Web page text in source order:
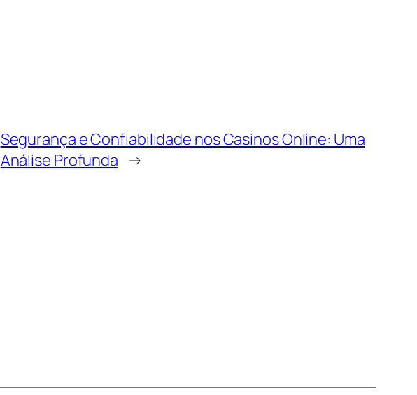
Segurança e Confiabilidade nos Casinos Online: Uma
Análise Profunda →